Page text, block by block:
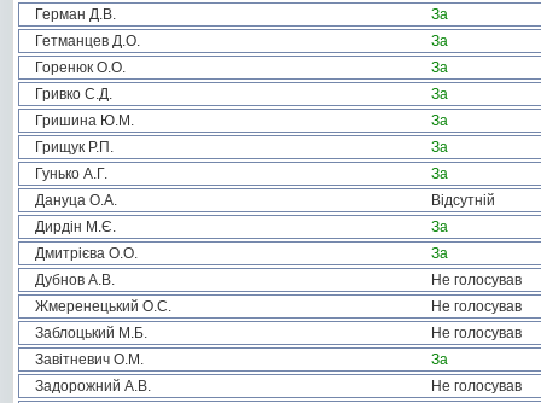
Герман Д.В.
За
Гетманцев Д.О.
За
Горенюк О.О.
За
Гривко С.Д.
За
Гришина Ю.М.
За
Грищук Р.П.
За
Гунько А.Г.
За
Дануца О.А.
Відсутній
Дирдін М.Є.
За
Дмитрієва О.О.
За
Дубнов А.В.
Не голосував
Жмеренецький О.С.
Не голосував
Заблоцький М.Б.
Не голосував
Завітневич О.М.
За
Задорожний А.В.
Не голосував